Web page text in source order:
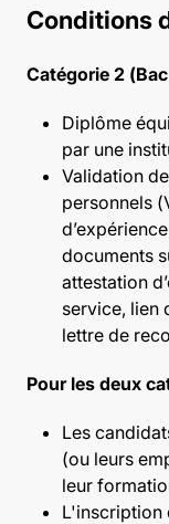
Conditions
Catégorie 2
Diplôme
par une
Validation
personnels
documents
attestation
service, lien
lettre de
Pour les deux
Les
(ou leurs
leur
L'inscription